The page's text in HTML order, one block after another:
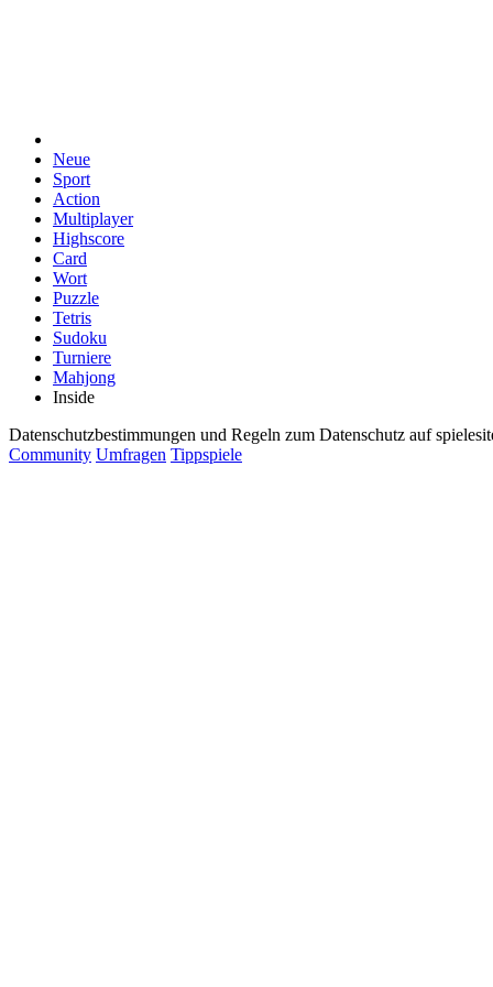
Neue
Sport
Action
Multiplayer
Highscore
Card
Wort
Puzzle
Tetris
Sudoku
Turniere
Mahjong
Inside
Datenschutzbestimmungen und Regeln zum Datenschutz auf
Community Umfragen Tippspiele